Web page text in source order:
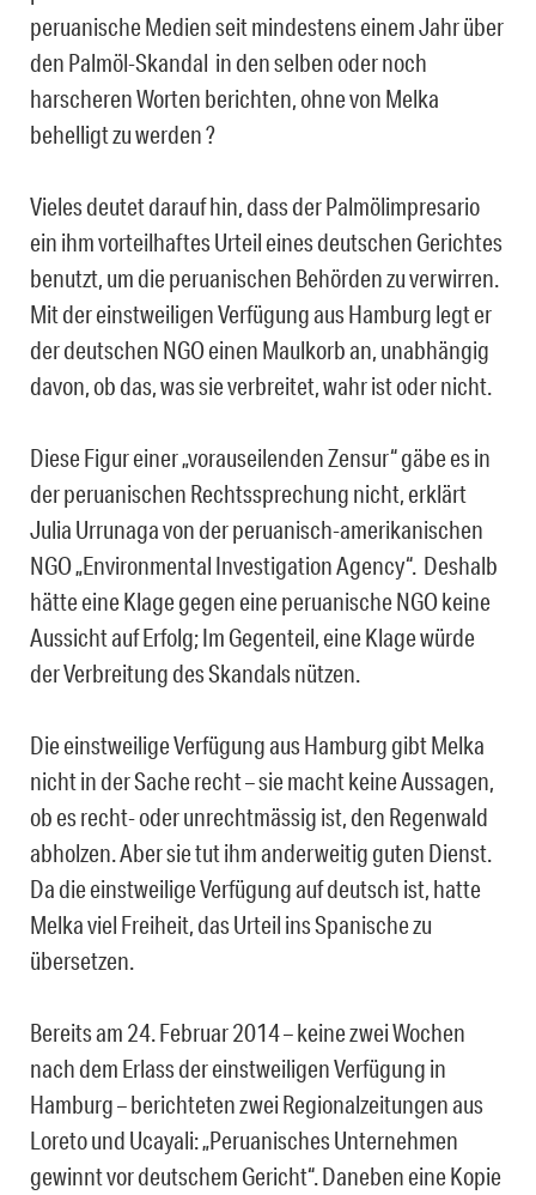
peruanische Medien seit mindestens einem Jahr über
den Palmöl-Skandal in den selben oder noch
harscheren Worten berichten, ohne von Melka
behelligt zu werden ?
Vieles deutet darauf hin, dass der Palmölimpresario
ein ihm vorteilhaftes Urteil eines deutschen Gerichtes
benutzt, um die peruanischen Behörden zu verwirren.
Mit der einstweiligen Verfügung aus Hamburg legt er
der deutschen NGO einen Maulkorb an, unabhängig
davon, ob das, was sie verbreitet, wahr ist oder nicht.
Diese Figur einer „vorauseilenden Zensur“ gäbe es in
der peruanischen Rechtssprechung nicht, erklärt
Julia Urrunaga von der peruanisch-amerikanischen
NGO „Environmental Investigation Agency“. Deshalb
hätte eine Klage gegen eine peruanische NGO keine
Aussicht auf Erfolg; Im Gegenteil, eine Klage würde
der Verbreitung des Skandals nützen.
Die einstweilige Verfügung aus Hamburg gibt Melka
nicht in der Sache recht – sie macht keine Aussagen,
ob es recht- oder unrechtmässig ist, den Regenwald
abholzen. Aber sie tut ihm anderweitig guten Dienst.
Da die einstweilige Verfügung auf deutsch ist, hatte
Melka viel Freiheit, das Urteil ins Spanische zu
übersetzen.
Bereits am 24. Februar 2014 – keine zwei Wochen
nach dem Erlass der einstweiligen Verfügung in
Hamburg – berichteten zwei Regionalzeitungen aus
Loreto und Ucayali: „Peruanisches Unternehmen
gewinnt vor deutschem Gericht“. Daneben eine Kopie